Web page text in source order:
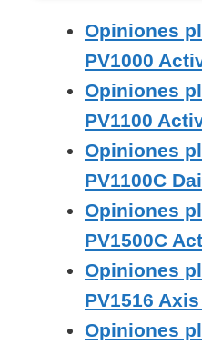
Opiniones
PV1000
Opiniones
PV1100
Opiniones
PV1100C
Opiniones
PV1500C
Opiniones
PV1516
Opiniones